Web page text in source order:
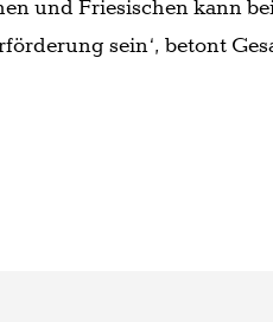
und Friesischen kann
sein‘, betont